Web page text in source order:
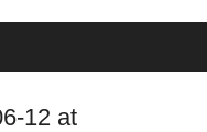
ПАВЛОВО-
ПОСАДСКОЕ
12 at